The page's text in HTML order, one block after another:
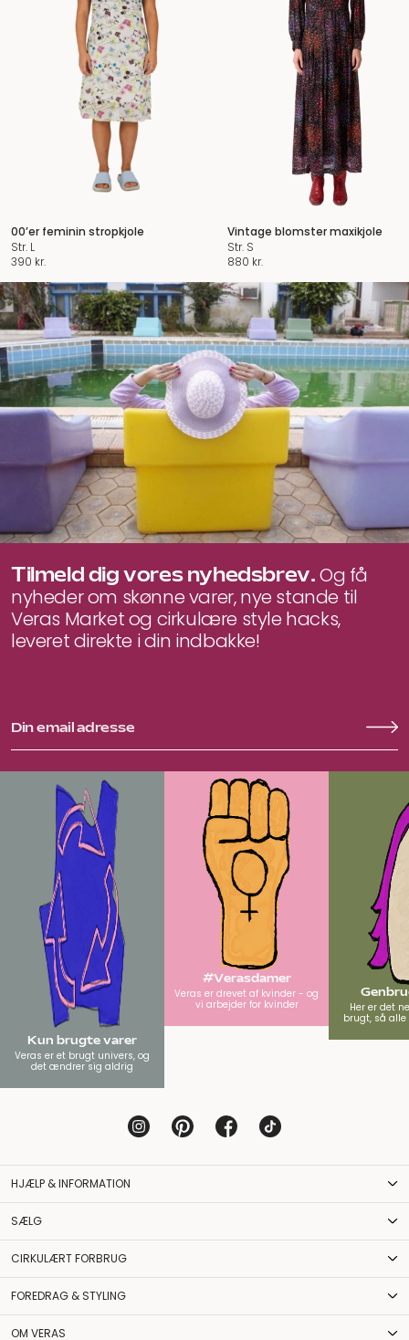
00’er feminin stropkjole
Str. L
390 kr.
Vintage blomster maxikjole
Str. S
880 kr.
Tilmeld dig vores nyhedsbrev.Og få
nyheder om skønne varer, nye stande til
Veras Market og cirkulære style hacks,
leveret direkte i din indbakke!
Kun brugte varer
Veras er et brugt univers, og
det ændrer sig aldrig
#Verasdamer
Veras er drevet af kvinder - og
vi arbejder for kvinder
Her er det
brugt, så
HJÆLP & INFORMATION
SÆLG
CIRKULÆRT FORBRUG
FOREDRAG & STYLING
OM VERAS